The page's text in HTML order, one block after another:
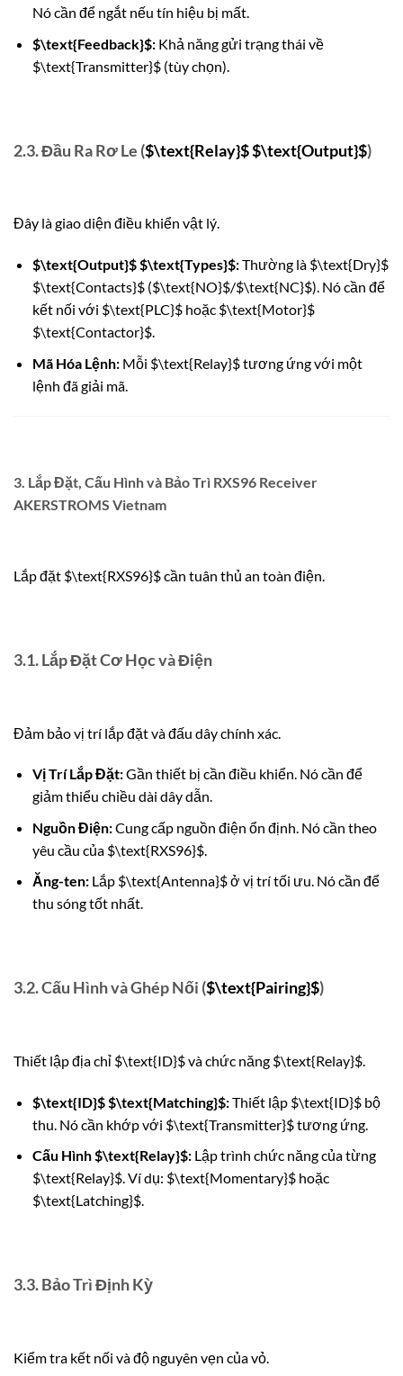
Nó cần để ngắt nếu tín hiệu bị mất.
$\text{Feedback}$:Khả năng gửi trạng thái về
$\text{Transmitter}$(tùy chọn).
2.3. Đầu Ra Rơ Le ($\text{Relay}$$\text{Output}$)
Đây là giao diện điều khiển vật lý.
$\text{Output}$$\text{Types}$:Thường là $\text{Dry}$
$\text{Contacts}$($\text{NO}$/$\text{NC}$). Nó cần để
kết nối với $\text{PLC}$hoặc $\text{Motor}$
$\text{Contactor}$.
Mã Hóa Lệnh:Mỗi $\text{Relay}$tương ứng với một
lệnh đã giải mã.
3. Lắp Đặt, Cấu Hình và Bảo Trì RXS96 Receiver
AKERSTROMS Vietnam
Lắp đặt $\text{RXS96}$cần tuân thủ an toàn điện.
3.1. Lắp Đặt Cơ Học và Điện
Đảm bảo vị trí lắp đặt và đấu dây chính xác.
Vị Trí Lắp Đặt:Gần thiết bị cần điều khiển. Nó cần để
giảm thiểu chiều dài dây dẫn.
Nguồn Điện:Cung cấp nguồn điện ổn định. Nó cần theo
yêu cầu của $\text{RXS96}$.
Ăng-ten:Lắp $\text{Antenna}$ở vị trí tối ưu. Nó cần để
thu sóng tốt nhất.
3.2. Cấu Hình và Ghép Nối ($\text{Pairing}$)
Thiết lập địa chỉ $\text{ID}$và chức năng $\text{Relay}$.
$\text{ID}$ $\text{Matching}$:Thiết lập $\text{ID}$bộ
thu. Nó cần khớp với $\text{Transmitter}$tương ứng.
Cấu Hình$\text{Relay}$:Lập trình chức năng của từng
$\text{Relay}$. Ví dụ: $\text{Momentary}$hoặc
$\text{Latching}$.
3.3. Bảo Trì Định Kỳ
Kiểm tra kết nối và độ nguyên vẹn của vỏ.